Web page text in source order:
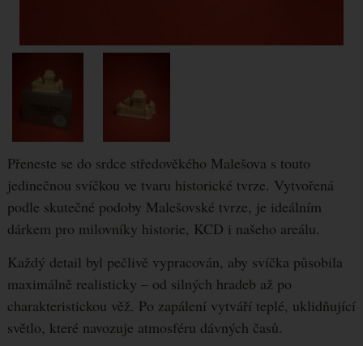
našich reklamních kampaní. Jejich pomocí určujeme
stránek. Data získaná pomocí těchto cookies
zpracováváme souhrnně a anonymně, takže nejsme
Marketingové
reklamou.
Povoleno
Marketingové cookies používáme my nebo naši partneři,
abychom vám mohli zobrazit vhodné obsahy nebo
reklamy jak na našich stránkách, tak na stránkách třetích
stran.
FOTOGRAFIE
Přeneste se do srdce středověkého Malešova s touto
jedinečnou svíčkou ve tvaru historické tvrze. Vytvořená
podle skutečné podoby Malešovské tvrze, je ideálním
dárkem pro milovníky historie, KCD i našeho areálu.
Každý detail byl pečlivě vypracován, aby svíčka působila
maximálně realisticky – od silných hradeb až po
charakteristickou věž. Po zapálení vytváří teplé, uklidňující
světlo, které navozuje atmosféru dávných časů.